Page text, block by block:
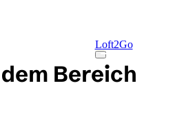
Loft2Go
Toggle Menu
Bereich